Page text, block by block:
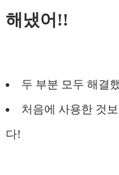
해냈어!!
두 부분 모두 해결
처음에 사용한 것
다!